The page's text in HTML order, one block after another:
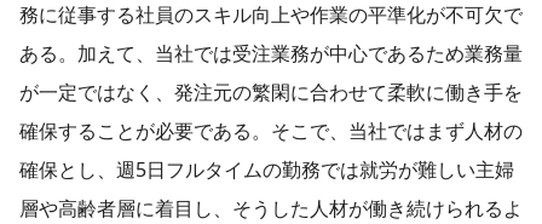
務に従事する社員のスキル向上や作業の平準化が不可欠で
ある。加えて、当社では受注業務が中心であるため業務量
が一定ではなく、発注元の繁閑に合わせて柔軟に働き手を
確保することが必要である。そこで、当社ではまず人材の
確保とし、週5日フルタイムの勤務では就労が難しい主婦
層や高齢者層に着目し、そうした人材が働き続けられるよ